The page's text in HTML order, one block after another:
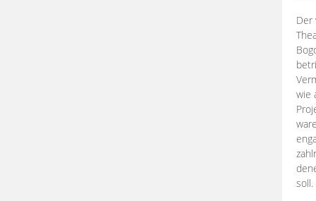
Der
wie
zahlr
soll.